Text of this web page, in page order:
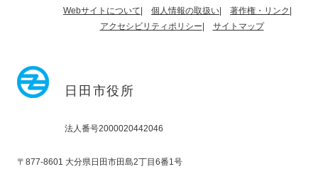
Webサイトについて 個人情報の取扱い
著作権・リンク
アクセシビリティポリシー
サイトマップ
日田市役所
法人番号2000020442046
〒877-8601 大分県日田市田島2丁目6番1号